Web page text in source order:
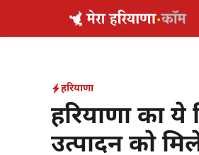
हरियाणा
हरियाणा का
उत्पादन को